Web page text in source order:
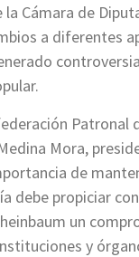
la Cámara de
a diferentes
Patronal
Mora,
de
debe propiciar
un
y